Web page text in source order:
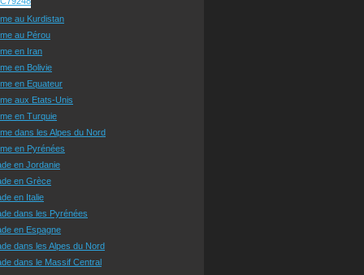
au Kurdistan
au Pérou
en Iran
en Bolivie
en Equateur
aux Etats-Unis
en Turquie
dans les Alpes du Nord
en Pyrénées
en Jordanie
en Grèce
en Italie
dans les Pyrénées
en Espagne
dans les Alpes du Nord
dans le Massif Central